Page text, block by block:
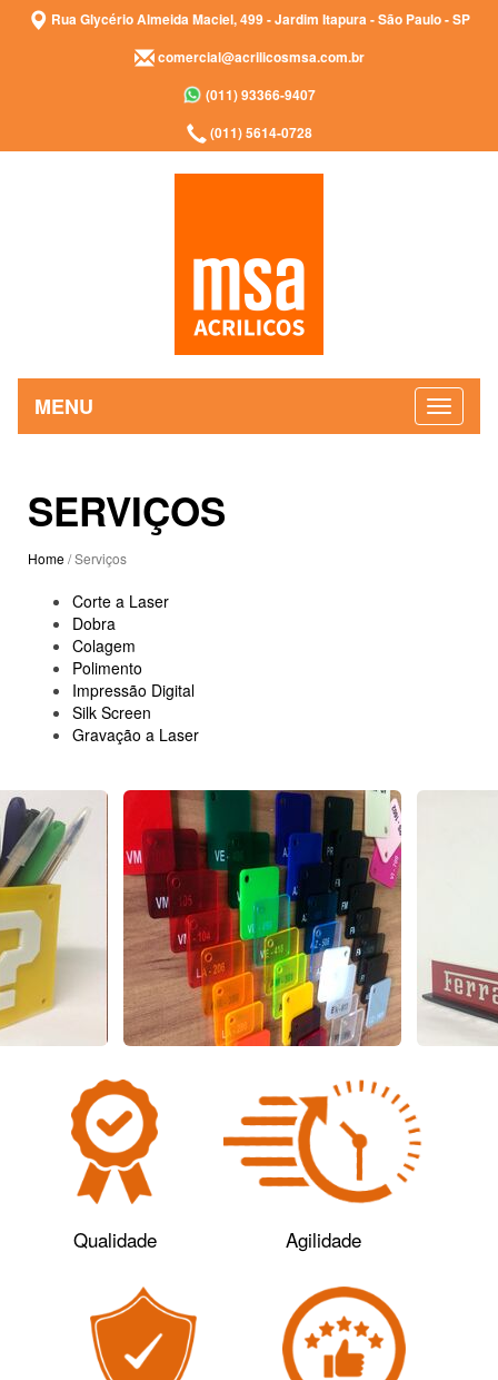
Rua Glycério Almeida Maciel, 499 - Jardim Itapura - São Paulo - SP
comercial@acrilicosmsa.com.br
(011) 93366-9407
(011) 5614-0728
MENU
SERVIÇOS
Home/ Serviços
Corte a Laser
Dobra
Colagem
Polimento
Impressão Digital
Silk Screen
Gravação a Laser
Qualidade Agilidade